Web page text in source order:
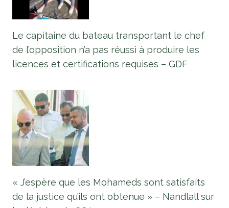
Le capitaine du bateau transportant le chef
de l’opposition n’a pas réussi à produire les
licences et certifications requises – GDF
« J’espère que les Mohameds sont satisfaits
de la justice qu’ils ont obtenue » – Nandlall sur